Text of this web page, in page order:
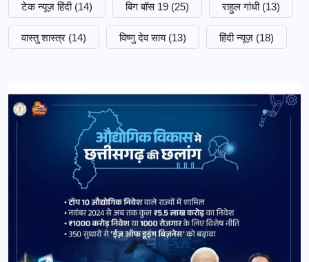
टेक न्यूज़ हिंदी (14) बिग बॉस 19 (25) राहुल गांधी (13)
वास्तु शास्त्र (14) विष्णु देव साय (13) हिंदी न्यूज़ (18)